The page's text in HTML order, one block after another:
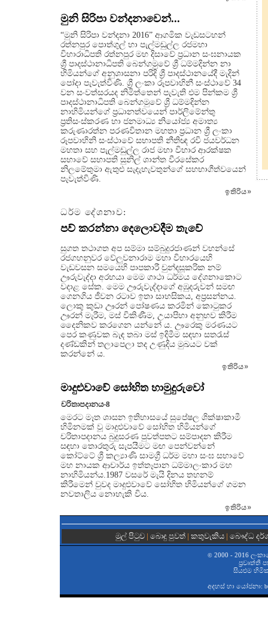
මුනි සිරිපා වන්දනාවෙන්...
“මුනි සිරිපා වන්දනා 2016” ආගමික වැඩසටහන්
රත්නපුර පොත්ගුල් හා පැල්මඩුල්ල රජමහා
විහාරාධිපති රත්නපුර මහ දිසාවේ ප්‍රධාන සංඝනායක
ශ්‍රී පාදස්ථානාධිපති බෙන්ගමුවේ ශ්‍රී ධම්මදින්න නා
හිමියන්ගේ අනුශාසනා පරිදි ශ්‍රී පාදස්ථානයේදී මැදින්
පෝදා පැවැත්විණි. ශ්‍රී ලංකා රූපවාහිනී සංස්ථාවේ 34
වන සංවත්සරයද නිමිත්තෙන් පැවැති එම පින්කම ශ්‍රී
පාදස්ථානාධිපති බෙන්ගමුවේ ශ්‍රී ධම්මදින්න
නාහිමියන්ගේ ප්‍රධානත්වයෙන් පාර්ලිමේන්තු
ප්‍රතිසංස්කරණ හා ජනමාධ්‍ය නියෝජ්‍ය අමාත්‍ය
කරුණාරත්න පරණවිතාන මහතා ප්‍රධාන ශ්‍රී ලංකා
රූපවාහිනි සංස්ථාවේ සභාපති නීතිඥ රවි ජයවර්ධන
මහතා සහ පැල්මඩුල්ල රාජ මහා විහාර ආරක්ෂක
සභාවේ සභාපති සුනිල් ශාන්ත වීරසේකර
නිලමේතුමා ඇතුළු සැදැහැවතුන්ගේ සහභාගීත්වයෙන්
පැවැත්විණි.
ඉතිරිය»
ධර්ම දේශනාව:
පව් කරන්නා දෙලොවදීම තැවේ
සුගත තථාගත අප සම්මා සම්බුදුරජාණන් වහන්සේ
රජගහනුවර වේලුවනාරාම මහා විහාරයෙහි
වැඩවසන සමයෙහි පාපකාරී චුන්දසූකරික නම්
ඌරුවැද්දා අරභයා මෙම ගාථා ධර්මය දේශනාකොට
වදාළ සේක. මෙම ඌරුවැද්දාගේ අඹුදරුවන් සමඟ
ගෙනගිය ජීවන රටාව ඉතා සාහසිකය, අප්‍රසන්නය.
ලොකු කුඩා ඌරන් පෝෂණය කරමින් කොටුකර
ඌරන් මැරීම, මස් විකිණීම, උයාපිහා අනුභව කිරීම
දෛනිකව කරගෙන යන්නේ ය. ඌරෙකු මරණයට
පෙර කණුවක බැඳ තබා මස් ඉදිමීම සඳහා සතරැස්
දණ්ඩකින් තලාපෙලා තද උණුදිය මුඛයට වක්
කරන්නේ ය.
ඉතිරිය»
මාදුළුවාවේ සෝභිත හාමුදුරුවෝ
චරිතාපදානය-8
මෙරට මෑත ශාසන ඉතිහාසයේ සුපේෂල ශික්ෂාකාමී
හිමිනමක් වූ මාදුළුවාවේ සෝභිත හිමියන්ගේ
චරිතාපදානය බුදුසරණ පුවත්පතට සම්පාදන කිරීම
සඳහා තොරතුරු සැපයීමට මඟ පෙන්වන්නේ
කෝට්ටේ ශ්‍රී කල්‍යාණි සාමග්‍රී ධර්ම මහා සංඝ සභාවේ
මහ නායක ආචාර්ය ඉත්තෑපාන ධම්මාලංකාර මහ
නාහිමියන්ය.1987 වසරේ මැයි දිනය තහනම්
කිරීමෙන් වුවද මාදුළුවාවේ සෝභිත හිමියන්ගේ ගමන
නවතාලිය නොහැකි විය.
ඉතිරිය»
මුල් පිටුව | බොදු පුවත්| කතුවැකිය| බෞද්ධ
©2000 - 2016
ප‍්‍රවෘත්ති
සියළුම
අදහස් හා යෝජනා: